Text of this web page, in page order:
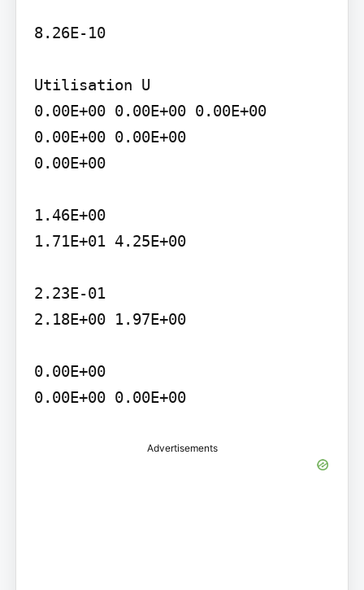
8.26E-10
Utilisation U
0.00E+00 0.00E+00 0.00E+00
0.00E+00 0.00E+00
0.00E+00
1.46E+00
1.71E+01 4.25E+00
2.23E-01
2.18E+00 1.97E+00
0.00E+00
0.00E+00 0.00E+00
Advertisements